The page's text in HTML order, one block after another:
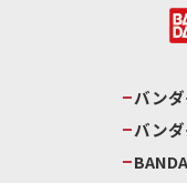
バン
バン